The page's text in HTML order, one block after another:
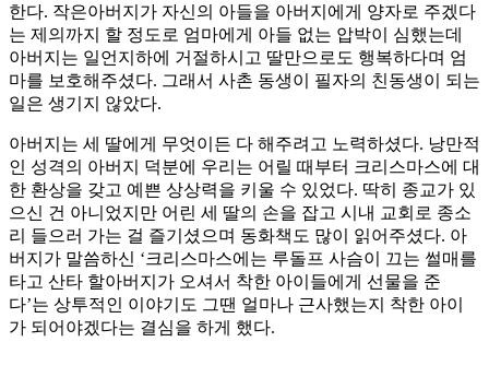
한다. 작은아버지가 자신의 아들을 아버지에게 양자로 주겠다
는 제의까지 할 정도로 엄마에게 아들 없는 압박이 심했는데
아버지는 일언지하에 거절하시고 딸만으로도 행복하다며 엄
마를 보호해주셨다. 그래서 사촌 동생이 필자의 친동생이 되는
일은 생기지 않았다.
아버지는 세 딸에게 무엇이든 다 해주려고 노력하셨다. 낭만적
인 성격의 아버지 덕분에 우리는 어릴 때부터 크리스마스에 대
한 환상을 갖고 예쁜 상상력을 키울 수 있었다. 딱히 종교가 있
으신 건 아니었지만 어린 세 딸의 손을 잡고 시내 교회로 종소
리 들으러 가는 걸 즐기셨으며 동화책도 많이 읽어주셨다. 아
버지가 말씀하신 ‘크리스마스에는 루돌프 사슴이 끄는 썰매를
타고 산타 할아버지가 오셔서 착한 아이들에게 선물을 준
다’는 상투적인 이야기도 그땐 얼마나 근사했는지 착한 아이
가 되어야겠다는 결심을 하게 했다.